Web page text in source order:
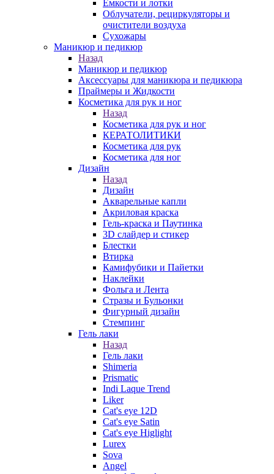
Емкости и лотки
Облучатели, рециркуляторы и
очистители воздуха
Сухожары
Маникюр и педикюр
Назад
Маникюр и педикюр
Аксессуары для маникюра и педикюра
Праймеры и Жидкости
Косметика для рук и ног
Назад
Косметика для рук и ног
КЕРАТОЛИТИКИ
Косметика для рук
Косметика для ног
Дизайн
Назад
Дизайн
Акварельные капли
Акриловая краска
Гель-краска и Паутинка
3D слайдер и стикер
Блестки
Втирка
Камифубики и Пайетки
Наклейки
Фольга и Лента
Стразы и Бульонки
Фигурный дизайн
Стемпинг
Гель лаки
Назад
Гель лаки
Shimeria
Prismatic
Indi Laque Trend
Liker
Cat's eye 12D
Cat's eye Satin
Cat's eye Higlight
Lurex
Sova
Angel